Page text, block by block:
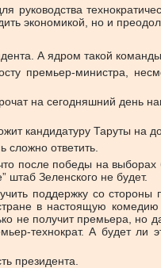
руководства
экономикой, но и
А ядром такой команды
премьер-министра,
на сегодняшний день
кандидатуру Таруты на
сложно ответить.
победы на выборах
штаб Зеленского не будет.
поддержку со
в настоящую
не получит премьера,
технократ. А будет
президента.